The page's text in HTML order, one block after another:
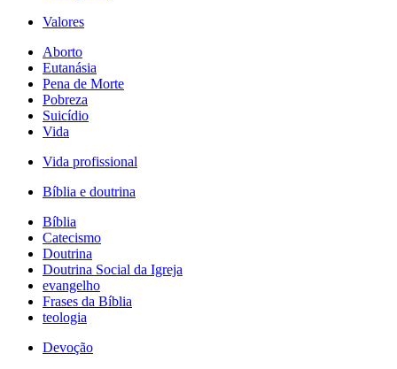
Valores
Aborto
Eutanásia
Pena de Morte
Pobreza
Suicídio
Vida
Vida profissional
Bíblia e doutrina
Bíblia
Catecismo
Doutrina
Doutrina Social da Igreja
evangelho
Frases da Bíblia
teologia
Devoção